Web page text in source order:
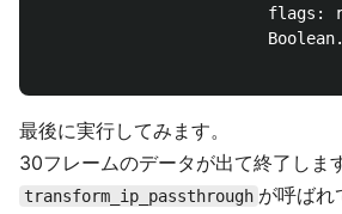
flags:
最後に実行してみます。
30フレームのデータが出て終了します
transform_ip_passthrough が呼ばれ